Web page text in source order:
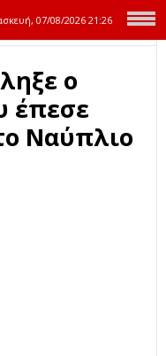
07/08/2026 21:26
ο
έπεσε
Ναύπλιο